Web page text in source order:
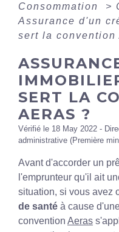
Consommation
>
Assurance d'un
sert la convention
SERT LA
AERAS ?
Vérifié le 18 May 2022 -
administrative (Première
Avant d'accorder un
l'emprunteur qu'il ait
situation, si vous avez
de santé à cause
convention Aeras